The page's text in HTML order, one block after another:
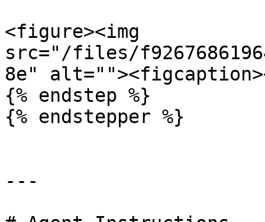
<figure><img
src="/files/
8e"
{% endstep %}
{% endstepper %}
---